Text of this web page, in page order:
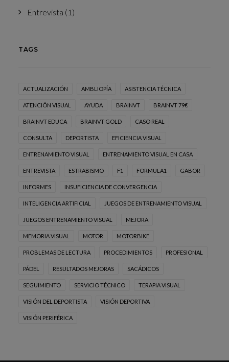
Entrevista (1)
TAGS
ACTUALIZACIÓN AMBLIOPÍA ASISTENCIA TÉCNICA
ATENCIÓN VISUAL AYUDA BRAINVT BRAINVT 79€
BRAINVT EDUCA BRAINVT GOLD CASO REAL
CONSULTA DEPORTISTA EFICIENCIA VISUAL
ENTRENAMIENTO VISUAL ENTRENAMIENTO VISUAL EN CASA
ENTREVISTA ESTRABISMO F1 FORMULA1 GABOR
INFORMES INSUFICIENCIA DE CONVERGENCIA
INTELIGENCIA ARTIFICIAL JUEGOS DE ENTRENAMIENTO VISUAL
JUEGOS ENTRENAMIENTO VISUAL MEJORA
MEMORIA VISUAL MOTOR MOTORBIKE
PROBLEMAS DE LECTURA PROCEDIMIENTOS PROFESIONAL
PÁDEL RESULTADOS MEJORAS SACÁDICOS
SEGUIMIENTO SERVICIO TÉCNICO TERAPIA VISUAL
VISIÓN DEL DEPORTISTA VISIÓN DEPORTIVA
VISIÓN PERIFÉRICA